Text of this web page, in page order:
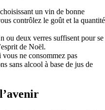
un vin de bonne
contrôlez le goût et la quantité
ou deux verres suffisent pour se
de Noël.
vous ne consommez pas
sans alcool à base de jus de